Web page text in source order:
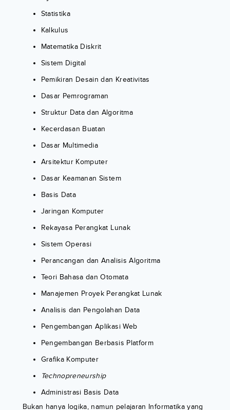
Statistika
Kalkulus
Matematika Diskrit
Sistem Digital
Pemikiran Desain dan Kreativitas
Dasar Pemrograman
Struktur Data dan Algoritma
Kecerdasan Buatan
Dasar Multimedia
Arsitektur Komputer
Dasar Keamanan Sistem
Basis Data
Jaringan Komputer
Rekayasa Perangkat Lunak
Sistem Operasi
Perancangan dan Analisis Algoritma
Teori Bahasa dan Otomata
Manajemen Proyek Perangkat Lunak
Analisis dan Pengolahan Data
Pengembangan Aplikasi Web
Pengembangan Berbasis Platform
Grafika Komputer
Technopreneurship
Administrasi Basis Data
Bukan hanya logika, namun pelajaran Informatika yang